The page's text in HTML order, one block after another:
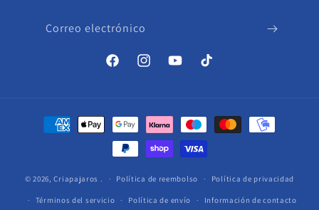
Correo electrónico
FacebookInstagramYouTubeTikTok
Formas
© 2026,Criapajaros Política de reembolso Política de privacidad
Términos del servicio Política de envío Información de contacto